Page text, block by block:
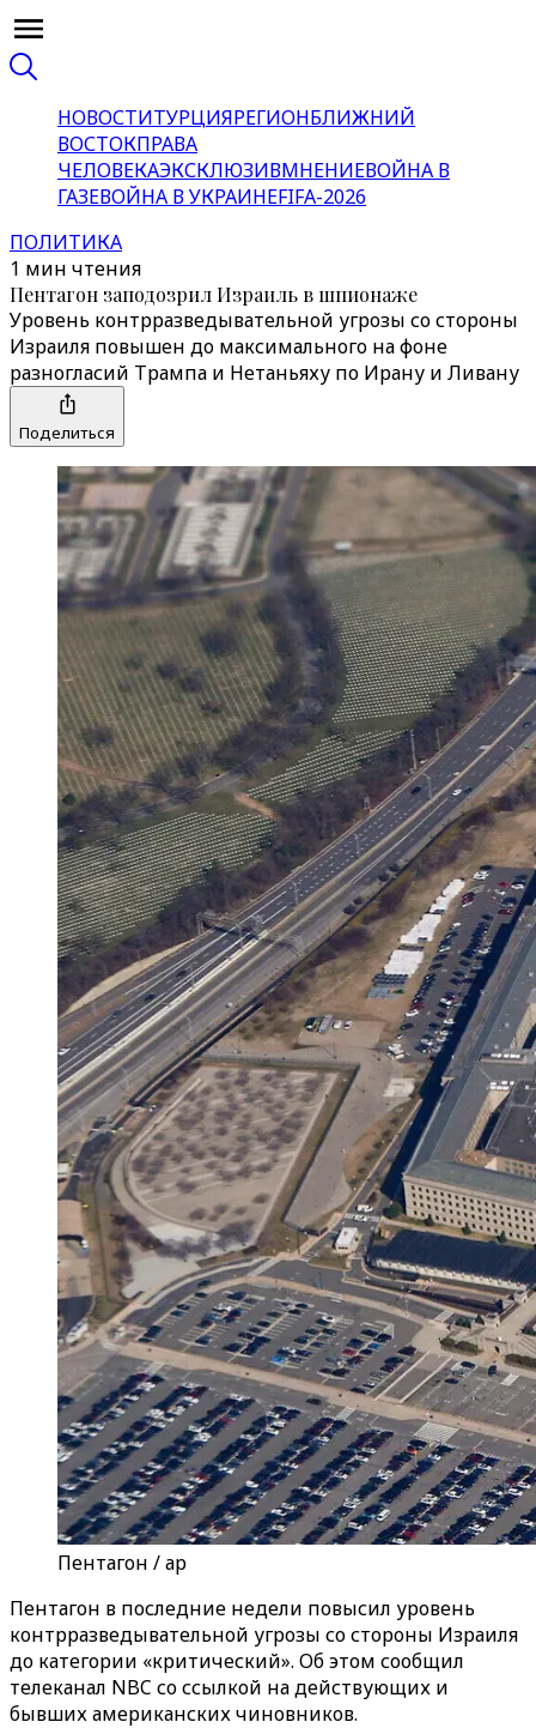
НОВОСТИТУРЦИЯРЕГИОНБЛИЖНИЙ
ВОСТОКПРАВА
ЧЕЛОВЕКАЭКСКЛЮЗИВМНЕНИЕВОЙНА В
ГАЗЕВОЙНА В УКРАИНЕFIFA-2026
ПОЛИТИКА
1 мин чтения
Пентагон заподозрил Израиль в шпионаже
Уровень контрразведывательной угрозы со стороны
Израиля повышен до максимального на фоне
разногласий Трампа и Нетаньяху по Ирану и Ливану
Поделиться
Пентагон / ар
Пентагон в последние недели повысил уровень
контрразведывательной угрозы со стороны Израиля
до категории «критический». Об этом сообщил
телеканал NBC со ссылкой на действующих и
бывших американских чиновников.